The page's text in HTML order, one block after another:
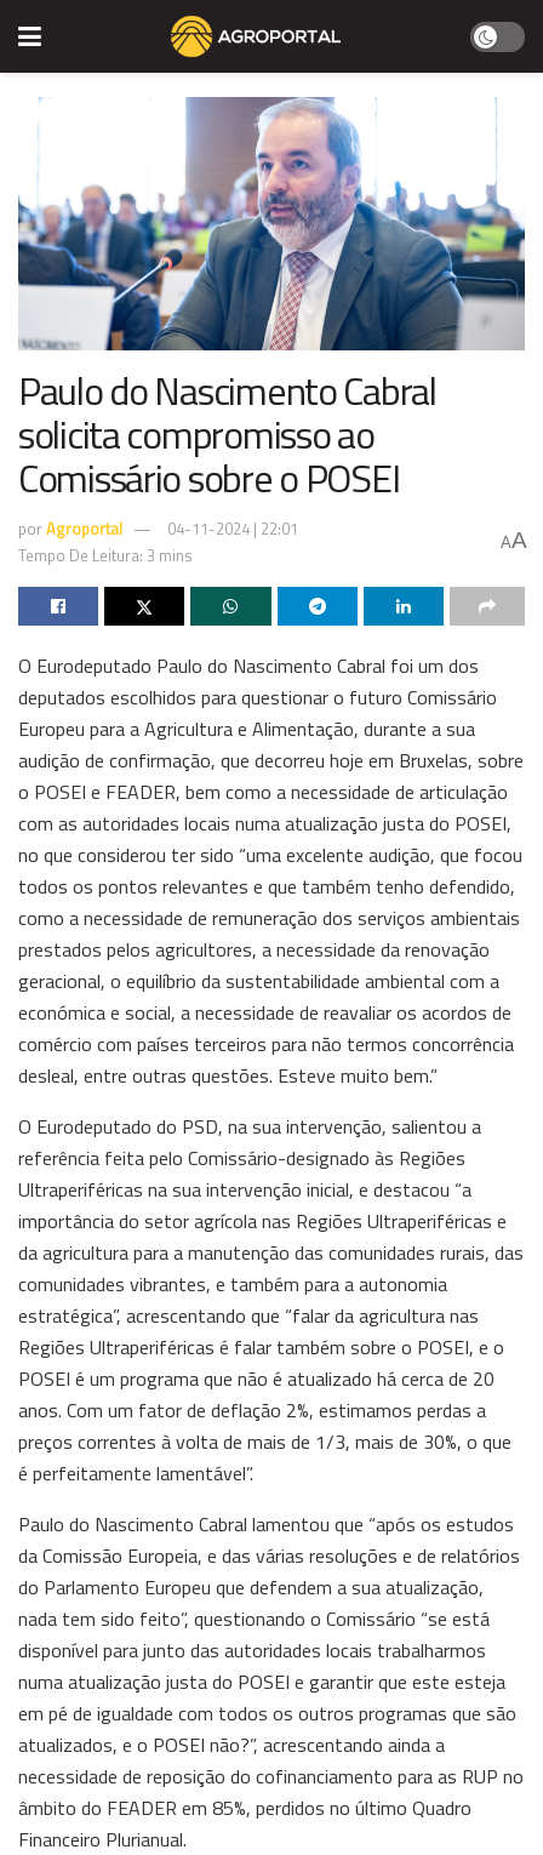
Paulo do Nascimento Cabral
solicita compromisso ao
Comissário sobre o POSEI
porAgroportal
04-11-2024 | 22:01
Tempo De Leitura: 3 mins
AA
O Eurodeputado Paulo do Nascimento Cabral foi um dos
deputados escolhidos para questionar o futuro Comissário
Europeu para a Agricultura e Alimentação, durante a sua
audição de confirmação, que decorreu hoje em Bruxelas, sobre
o POSEI e FEADER, bem como a necessidade de articulação
com as autoridades locais numa atualização justa do POSEI,
no que considerou ter sido “uma excelente audição, que focou
todos os pontos relevantes e que também tenho defendido,
como a necessidade de remuneração dos serviços ambientais
prestados pelos agricultores, a necessidade da renovação
geracional, o equilíbrio da sustentabilidade ambiental com a
económica e social, a necessidade de reavaliar os acordos de
comércio com países terceiros para não termos concorrência
desleal, entre outras questões. Esteve muito bem.”
O Eurodeputado do PSD, na sua intervenção, salientou a
referência feita pelo Comissário-designado às Regiões
Ultraperiféricas na sua intervenção inicial, e destacou “a
importância do setor agrícola nas Regiões Ultraperiféricas e
da agricultura para a manutenção das comunidades rurais, das
comunidades vibrantes, e também para a autonomia
estratégica”, acrescentando que “falar da agricultura nas
Regiões Ultraperiféricas é falar também sobre o POSEI, e o
POSEI é um programa que não é atualizado há cerca de 20
anos. Com um fator de deflação 2%, estimamos perdas a
preços correntes à volta de mais de 1/3, mais de 30%, o que
é perfeitamente lamentável”.
Paulo do Nascimento Cabral lamentou que “após os estudos
da Comissão Europeia, e das várias resoluções e de relatórios
do Parlamento Europeu que defendem a sua atualização,
nada tem sido feito”, questionando o Comissário “se está
disponível para junto das autoridades locais trabalharmos
numa atualização justa do POSEI e garantir que este esteja
em pé de igualdade com todos os outros programas que são
atualizados, e o POSEI não?”, acrescentando ainda a
necessidade de reposição do cofinanciamento para as RUP no
âmbito do FEADER em 85%, perdidos no último Quadro
Financeiro Plurianual.